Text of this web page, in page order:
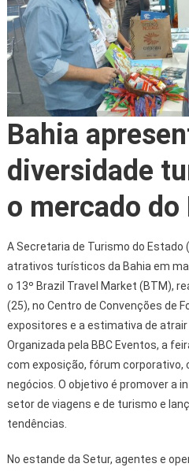
Bahia
diversidade
o mercado do
A Secretaria de Turismo do Estado
atrativos turísticos da Bahia em
o 13º Brazil Travel Market (BTM),
(25), no Centro de Convenções de
expositores e a estimativa de
Organizada pela BBC Eventos, a
com exposição, fórum corporativo,
negócios. O objetivo é promover a
setor de viagens e de turismo e
tendências.
No estande da Setur, agentes e